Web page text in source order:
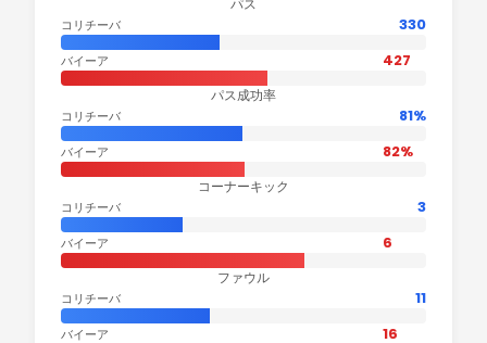
パス
コリチーバ 330
バイーア 427
パス成功率
コリチーバ 81%
バイーア 82%
コーナーキック
コリチーバ 3
バイーア 6
ファウル
コリチーバ 11
バイーア 16